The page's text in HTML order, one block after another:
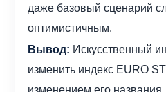
даже базовый сценарий
оптимистичным.
Вывод: Искусственный
изменить индекс EURO
изменением его